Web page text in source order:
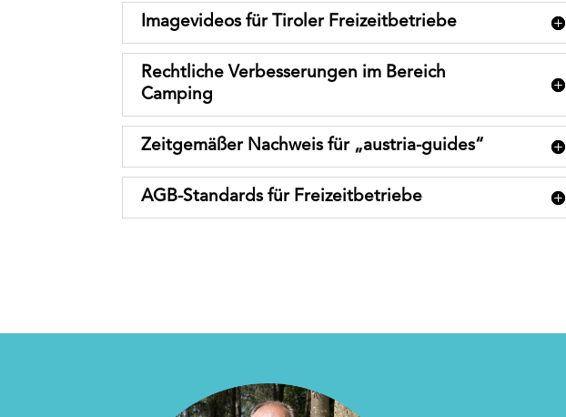
Imagevideos für Tiroler Freizeitbetriebe
Rechtliche Verbesserungen im Bereich
Camping
Zeitgemäßer Nachweis für „austria-guides“
AGB-Standards für Freizeitbetriebe